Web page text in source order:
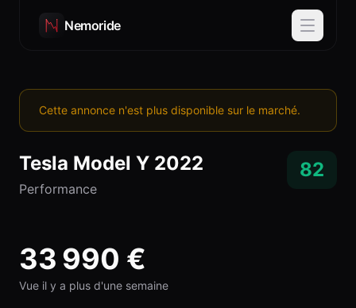
Nemoride
Cette annonce n'est plus disponible sur le marché.
Tesla Model Y 2022
Performance
82
33 990 €
Vue il y a plus d'une semaine